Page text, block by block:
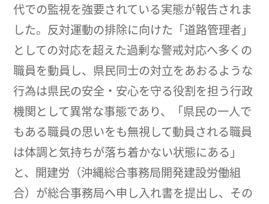
代での監視を強要されている実態が報告されま
した。反対運動の排除に向けた「道路管理者」
としての対応を超えた過剰な警戒対応へ多くの
職員を動員し、県民同士の対立をあおるような
行為は県民の安全・安心を守る役割を担う行政
機関として異常な事態であり、「県民の一人で
もある職員の思いをも無視して動員される職員
は体調と気持ちが落ち着かない状態にある」
と、開建労（沖縄総合事務局開発建設労働組
合）が総合事務局へ申し入れ書を提出し、その